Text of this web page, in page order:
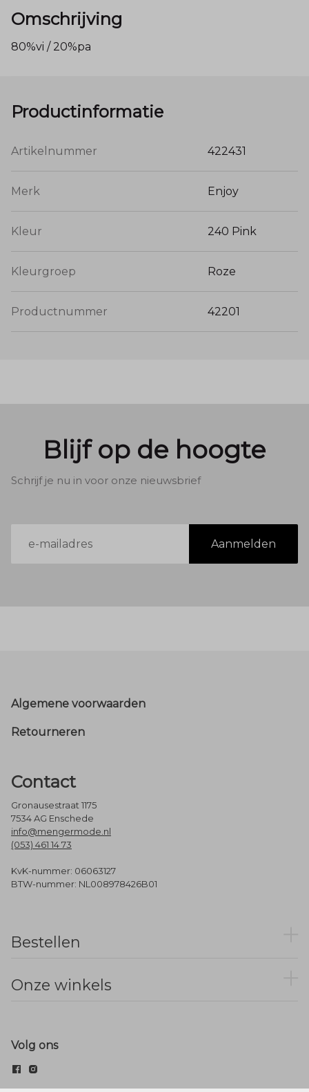
Omschrijving
80%vi / 20%pa
Productinformatie
Artikelnummer 422431
Merk Enjoy
Kleur 240 Pink
Kleurgroep Roze
Productnummer 42201
Blijf op de hoogte
Schrijf je nu in voor onze nieuwsbrief
mailadres
Aanmelden
Footer
Algemene voorwaarden
Retourneren
Contact
Gronausestraat 1175
7534 AG Enschede
info@mengermode.nl
(053) 461 14 73
KvK-nummer: 06063127
BTW-nummer: NL008978426B01
Bestellen
Onze winkels
Volg ons